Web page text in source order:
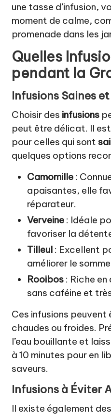
une tasse d’infusion,
moment de calme,
promenade dans les
Quelles
pendant la
Infusions Saines et
Choisir des infusions
peut être délicat. Il
pour celles qui sont
quelques options
Camomille :
apaisantes, elle
réparateur.
Verveine : Idéale
favoriser la
Tilleul : Excellent
améliorer le
Rooibos : Riche
sans caféine et
Ces infusions
chaudes ou froides.
l’eau bouillante et
à 10 minutes pour en
saveurs.
Infusions à Éviter
Il existe également